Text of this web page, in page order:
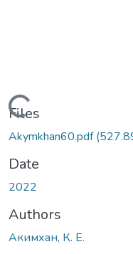
Loading...
Files
Akymkhan60.pdf
Date
2022
Authors
Акимхан, К. Е.